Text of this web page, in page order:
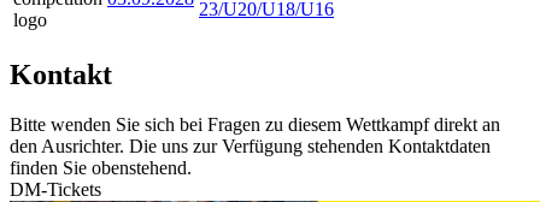
23/U20/U18/U16
Kontakt
Bitte wenden Sie sich bei Fragen zu diesem Wettkampf direkt an
den Ausrichter. Die uns zur Verfügung stehenden Kontaktdaten
finden Sie obenstehend.
DM-Tickets